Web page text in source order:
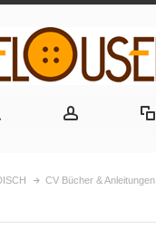
CV Bücher & Anleitungen